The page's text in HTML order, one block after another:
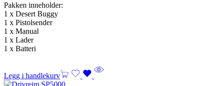
Pakken inneholder:
1 x Desert Buggy
1 x Pistolsender
1 x Manual
1 x Lader
1 x Batteri
Legg i handlekurv